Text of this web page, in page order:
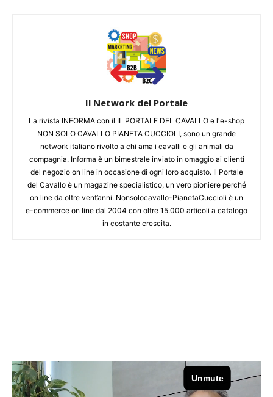
Il Network del Portale
La rivista INFORMA con il IL PORTALE DEL CAVALLO e l'e-shop
NON SOLO CAVALLO PIANETA CUCCIOLI, sono un grande
network italiano rivolto a chi ama i cavalli e gli animali da
compagnia. Informa è un bimestrale inviato in omaggio ai clienti
del negozio on line in occasione di ogni loro acquisto. Il Portale
del Cavallo è un magazine specialistico, un vero pioniere perché
on line da oltre vent’anni. Nonsolocavallo-PianetaCuccioli è un
e-commerce on line dal 2004 con oltre 15.000 articoli a catalogo
in costante crescita.